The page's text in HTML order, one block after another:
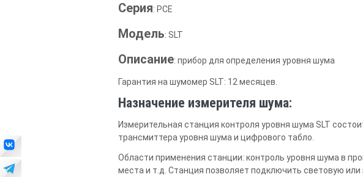
Серия: PCE
Модель: SLT
Описание: прибор для определения уровня шума
Гарантия на шумомер SLT: 12 месяцев.
Назначение измерителя шума:
Измерительная станция контроля уровня шума SLT
трансмиттера уровня шума и цифрового табло.
Области применения станции: контроль уровня шума в
места и т.д. Станция позволяет подключить световую